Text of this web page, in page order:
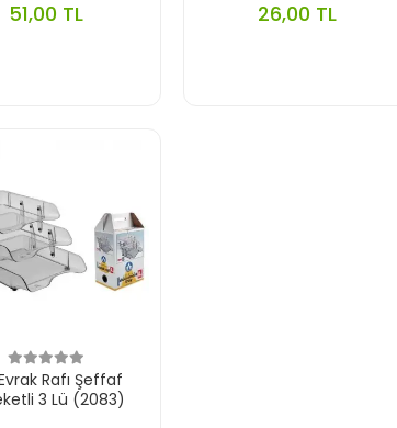
51,00 TL 26,00 TL
Rafı Şeffaf
3 Lü (2083)